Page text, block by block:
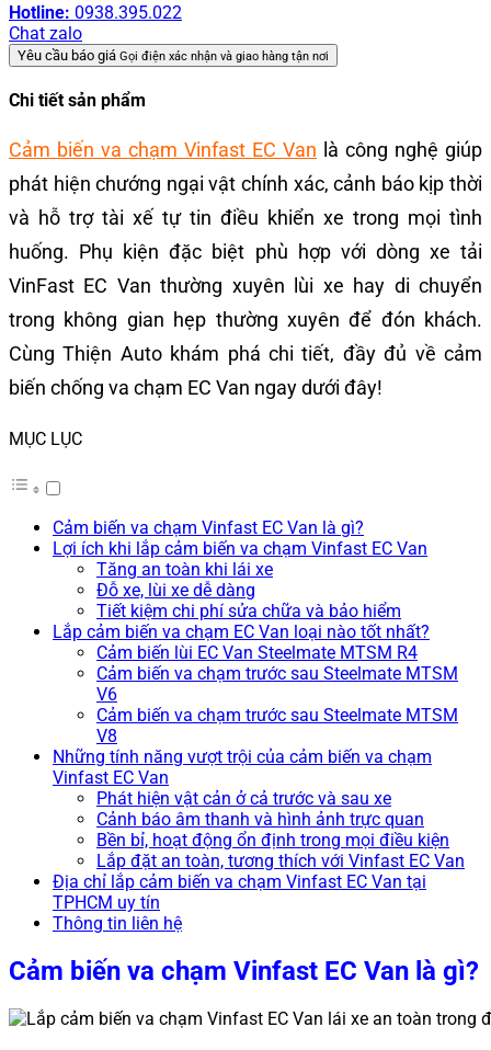
Hotline: 0938.395.022
Chat zalo
Yêu cầu báo giá Gọi điện xác nhận và giao hàng tận nơi
Chi tiết sản phẩm
Cảm biến va chạm Vinfast EC Van là công nghệ giúp
phát hiện chướng ngại vật chính xác, cảnh báo kịp thời
và hỗ trợ tài xế tự tin điều khiển xe trong mọi tình
huống. Phụ kiện đặc biệt phù hợp với dòng xe tải
VinFast EC Van thường xuyên lùi xe hay di chuyển
trong không gian hẹp thường xuyên để đón khách.
Cùng Thiện Auto khám phá chi tiết, đầy đủ về cảm
biến chống va chạm EC Van ngay dưới đây!
MỤC LỤC
Cảm biến va chạm Vinfast EC Van là gì?
Lợi ích khi lắp cảm biến va chạm Vinfast EC Van
Tăng an toàn khi lái xe
Đỗ xe, lùi xe dễ dàng
Tiết kiệm chi phí sửa chữa và bảo hiểm
Lắp cảm biến va chạm EC Van loại nào tốt nhất?
Cảm biến lùi EC Van Steelmate MTSM R4
Cảm biến va chạm trước sau Steelmate MTSM
V6
Cảm biến va chạm trước sau Steelmate MTSM
V8
Những tính năng vượt trội của cảm biến va chạm
Vinfast EC Van
Phát hiện vật cản ở cả trước và sau xe
Cảnh báo âm thanh và hình ảnh trực quan
Bền bỉ, hoạt động ổn định trong mọi điều kiện
Lắp đặt an toàn, tương thích với Vinfast EC Van
Địa chỉ lắp cảm biến va chạm Vinfast EC Van tại
TPHCM uy tín
Thông tin liên hệ
Cảm biến va chạm Vinfast EC Van là gì?